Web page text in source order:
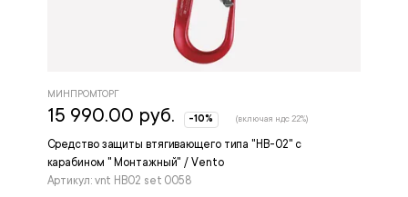
Средство защиты втягивающего типа "НВ-02" с
карабином " Монтажный" / Vento
Артикул: vnt НВ02 set 0058
МИНПРОМТОРГ
15 990.00 руб. -10% (включая ндс 22%)